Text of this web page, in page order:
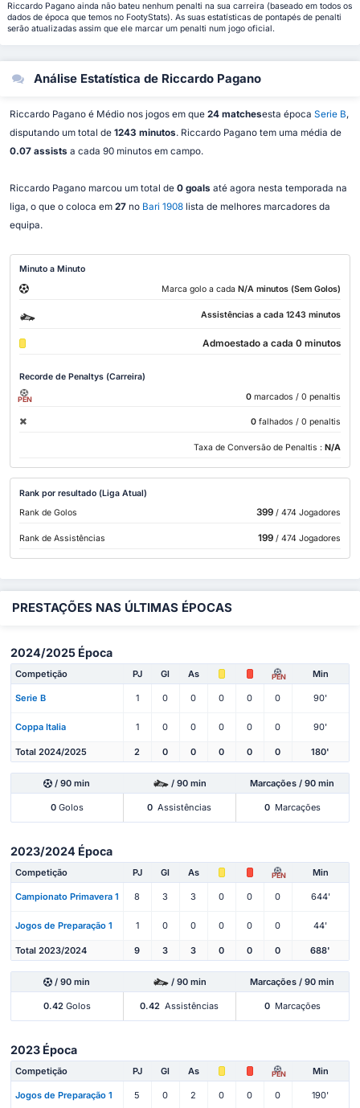
Riccardo Pagano ainda não bateu nenhum penalti na sua carreira (baseado em todos os
dados de época que temos no FootyStats). As suas estatísticas de pontapés de penalti
serão atualizadas assim que ele marcar um penalti num jogo oficial.
Análise Estatística de Riccardo Pagano
Riccardo Pagano é Médio nos jogos em que 24 matchesesta época Serie B,
disputando um total de 1243 minutos. Riccardo Pagano tem uma média de
0.07 assists a cada 90 minutos em campo.
Riccardo Pagano marcou um total de 0 goals até agora nesta temporada na
liga, o que o coloca em 27 no Bari 1908lista de melhores marcadores da
equipa.
Minuto a Minuto
Marca golo a cada N/A minutos (Sem Golos)
Assistências a cada 1243 minutos
Admoestado a cada 0 minutos
Recorde de Penaltys (Carreira)
PEN 0 marcados / 0 penaltis
0 falhados / 0 penaltis
Taxa de Conversão de Penaltis : N/A
Rank por resultado (Liga Atual)
Rank de Golos
399/ 474 Jogadores
Rank de Assistências 199/ 474 Jogadores
PRESTAÇÕES NAS ÚLTIMAS ÉPOCAS
2024/2025 Época
Competição PJ Gl As PEN Min
Serie B 1 0 0 0 0 0 90'
Coppa Italia 1 0 0 0 0 0 90'
Total 2024/2025 2 0 0 0 0 0 180'
/ 90 min / 90 min Marcações / 90 min
0Golos 0 Assistências 0 Marcações
2023/2024 Época
Competição PJ Gl As PEN Min
Campionato Primavera 1 8 3 3 0 0 0 644'
Jogos de Preparação 1 1 0 0 0 0 0 44'
Total 2023/2024 9 3 3 0 0 0 688'
/ 90 min / 90 min Marcações / 90 min
0.42Golos 0.42 Assistências 0 Marcações
2023 Época
Competição PJ Gl As PEN Min
Jogos de Preparação 1 5 0 2 0 0 0 190'